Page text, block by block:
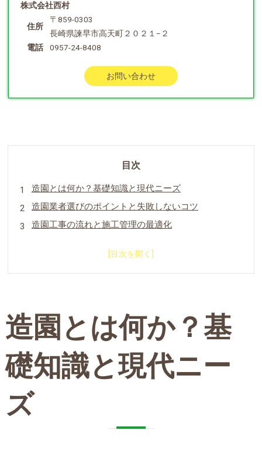
株式会社西村
住所
〒859-0303
長崎県諫早市高天町２０２１−２
電話
0957-24-8408
お問い合わせ
目次
造園とは何か？基礎知識と現代ニーズ
造園業者選びのポイントと失敗しないコツ
造園工事の流れと施工管理の最適化
会社概要
関連エリア
対応地域
造園とは何か？基
礎知識と現代ニー
ズ